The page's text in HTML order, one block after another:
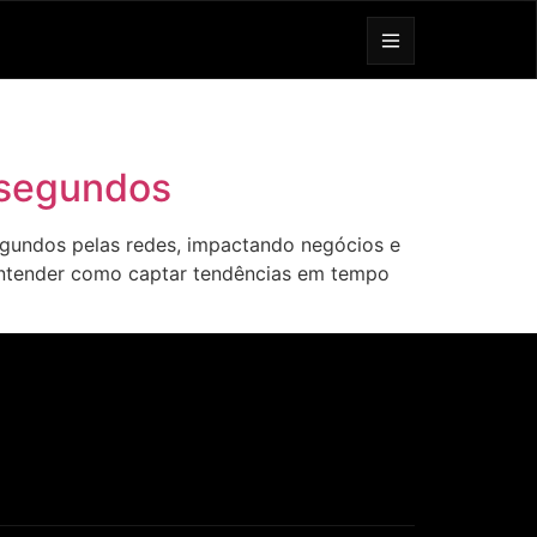
pelas redes, impactando negócios e
como captar tendências em tempo